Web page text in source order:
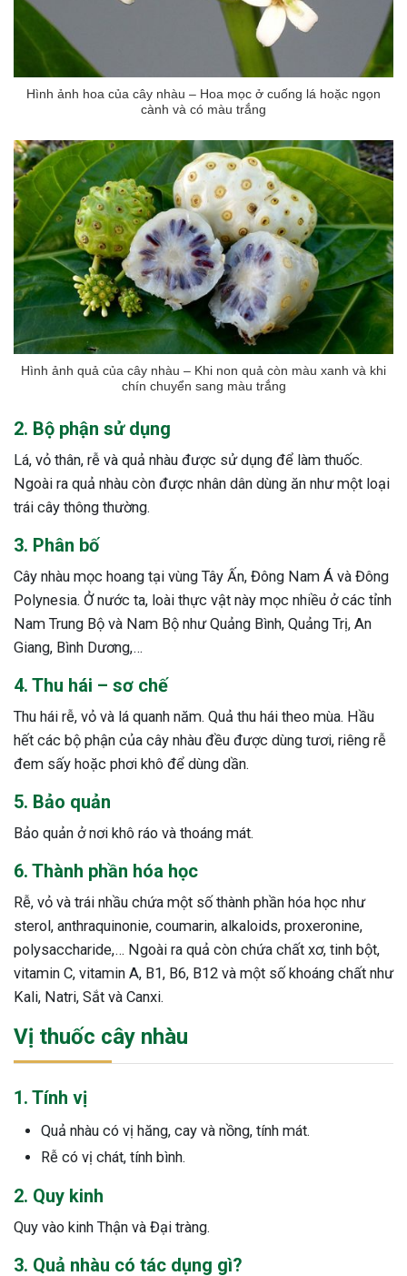
Hình ảnh hoa của cây nhàu – Hoa mọc ở cuống lá hoặc ngọn
cành và có màu trắng
Hình ảnh quả của cây nhàu – Khi non quả còn màu xanh và khi
chín chuyển sang màu trắng
2. Bộ phận sử dụng
Lá, vỏ thân, rễ và quả nhàu được sử dụng để làm thuốc.
Ngoài ra quả nhàu còn được nhân dân dùng ăn như một loại
trái cây thông thường.
3. Phân bố
Cây nhàu mọc hoang tại vùng Tây Ấn, Đông Nam Á và Đông
Polynesia. Ở nước ta, loài thực vật này mọc nhiều ở các tỉnh
Nam Trung Bộ và Nam Bộ như Quảng Bình, Quảng Trị, An
Giang, Bình Dương,…
4. Thu hái – sơ chế
Thu hái rễ, vỏ và lá quanh năm. Quả thu hái theo mùa. Hầu
hết các bộ phận của cây nhàu đều được dùng tươi, riêng rễ
đem sấy hoặc phơi khô để dùng dần.
5. Bảo quản
Bảo quản ở nơi khô ráo và thoáng mát.
6. Thành phần hóa học
Rễ, vỏ và trái nhầu chứa một số thành phần hóa học như
sterol, anthraquinonie, coumarin, alkaloids, proxeronine,
polysaccharide,… Ngoài ra quả còn chứa chất xơ, tinh bột,
vitamin C, vitamin A, B1, B6, B12 và một số khoáng chất như
Kali, Natri, Sắt và Canxi.
Vị thuốc cây nhàu
1. Tính vị
Quả nhàu có vị hăng, cay và nồng, tính mát.
Rễ có vị chát, tính bình.
2. Quy kinh
Quy vào kinh Thận và Đại tràng.
3. Quả nhàu có tác dụng gì?